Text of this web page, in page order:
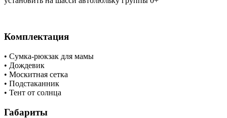
Комплектация
• Сумка-рюкзак для мамы
• Дождевик
• Москитная сетка
• Подстаканник
• Тент от солнца
Габариты